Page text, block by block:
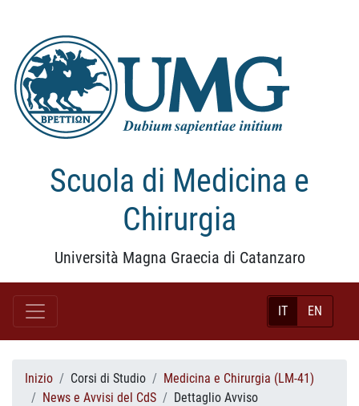
Scuola di Medicina e
Chirurgia
Università Magna Graecia di Catanzaro
IT EN
Inizio Corsi di Studio
Medicina e Chirurgia (LM-41)
News e Avvisi del CdS
Dettaglio Avviso